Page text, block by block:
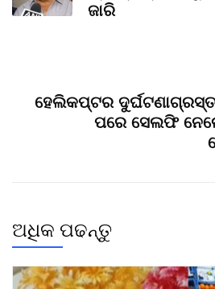
ଜାରି
ହେଲିକପ୍ଟର
ପରେ ସେଲଫି
ଅଧିକ ପଢନ୍ତୁ